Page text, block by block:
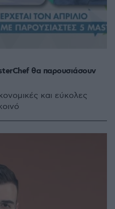
θα παρουσιάσουν
και εύκολες